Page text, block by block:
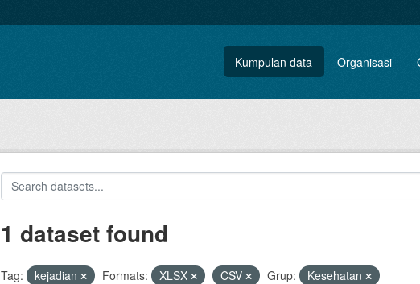
Kumpulan data Organisasi
1 dataset found
Tag: kejadian Formats: XLSX CSV Grup: Kesehatan